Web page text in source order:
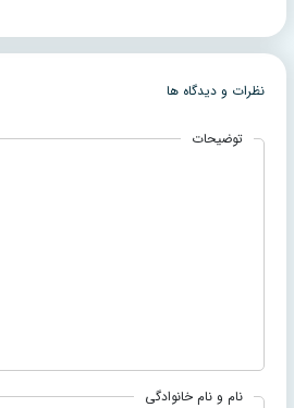
نظرات و دیدگاه ها
توضیحات
نام و نام خانوادگی